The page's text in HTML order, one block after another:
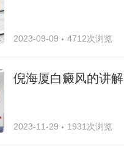
2023-09-09 4712次浏览
倪海厦白癜风的讲解
2023-11-29 1931次浏览